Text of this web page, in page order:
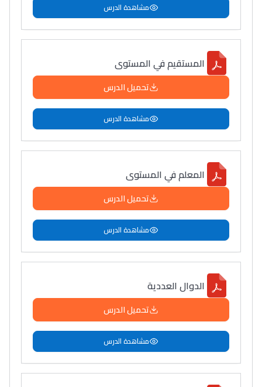
مشاهدة الدرس
المستقيم في المستوى
تحميل الدرس
مشاهدة الدرس
المعلم في المستوى
تحميل الدرس
مشاهدة الدرس
الدوال العددية
تحميل الدرس
مشاهدة الدرس